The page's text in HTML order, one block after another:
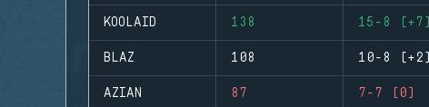
KOOLAID 138 15-8 (+7)
BLAZ 108 10-8 (+2)
AZIAN 87 7-7 (0)